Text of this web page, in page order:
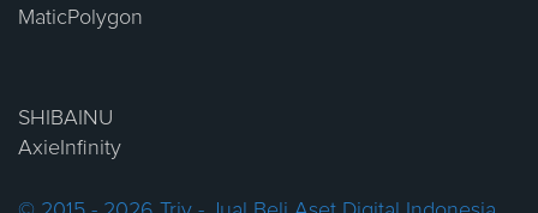
MaticPolygon
SHIBAINU
AxieInfinity